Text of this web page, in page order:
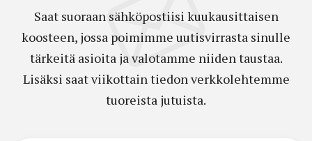
Saat suoraan sähköpostiisi kuukausittaisen
koosteen, jossa poimimme uutisvirrasta sinulle
tärkeitä asioita ja valotamme niiden taustaa.
Lisäksi saat viikottain tiedon verkkolehtemme
tuoreista jutuista.